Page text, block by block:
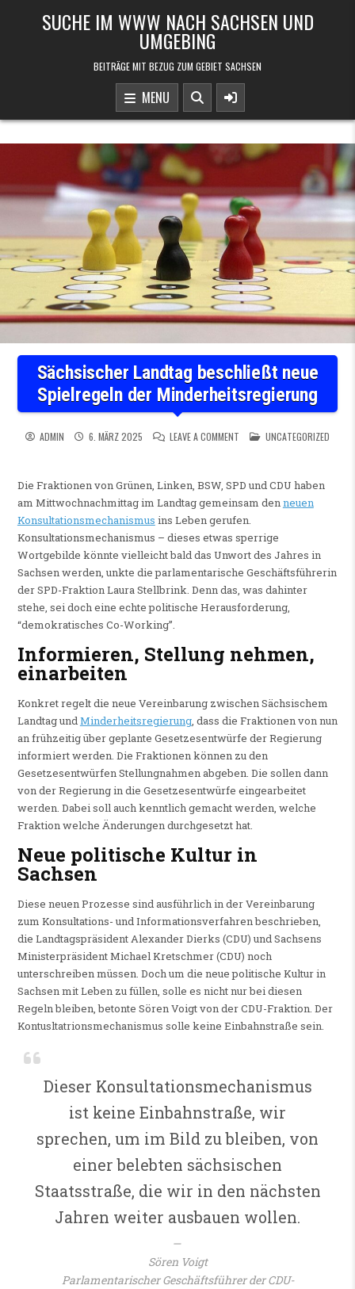
SUCHE IM WWW NACH SACHSEN UND
UMGEBING
BEITRÄGE MIT BEZUG ZUM GEBIET SACHSEN
MENU
Sächsischer Landtag beschließt neue
Spielregeln der Minderheitsregierung
ADMIN 6. MÄRZ 2025 LEAVE A COMMENT ON SÄCHSISCHER LANDTAG
POSTED IN
UNCATEGORIZED
Die Fraktionen von Grünen, Linken, BSW, SPD und CDU haben
am Mittwochnachmittag im Landtag gemeinsam denneuen
Konsultationsmechanismus ins Leben gerufen.
Konsultationsmechanismus – dieses etwas sperrige
Wortgebilde könnte vielleicht bald das Unwort des Jahres in
Sachsen werden, unkte die parlamentarische Geschäftsführerin
der SPD-Fraktion Laura Stellbrink. Denn das, was dahinter
stehe, sei doch eine echte politische Herausforderung,
“demokratisches Co-Working”.
Informieren, Stellung nehmen,
einarbeiten
Konkret regelt die neue Vereinbarung zwischen Sächsischem
Landtag undMinderheitsregierung, dass die Fraktionen von nun
an frühzeitig über geplante Gesetzesentwürfe der Regierung
informiert werden. Die Fraktionen können zu den
Gesetzesentwürfen Stellungnahmen abgeben. Die sollen dann
von der Regierung in die Gesetzesentwürfe eingearbeitet
werden. Dabei soll auch kenntlich gemacht werden, welche
Fraktion welche Änderungen durchgesetzt hat.
Neue politische Kultur in
Sachsen
Diese neuen Prozesse sind ausführlich in der Vereinbarung
zum Konsultations- und Informationsverfahren beschrieben,
die Landtagspräsident Alexander Dierks (CDU) und Sachsens
Ministerpräsident Michael Kretschmer (CDU) noch
unterschreiben müssen. Doch um die neue politische Kultur in
Sachsen mit Leben zu füllen, solle es nicht nur bei diesen
Regeln bleiben, betonte Sören Voigt von der CDU-Fraktion. Der
Kontusltatrionsmechanismus solle keine Einbahnstraße sein.
Dieser Konsultationsmechanismus
ist keine Einbahnstraße, wir
sprechen, um im Bild zu bleiben, von
einer belebten sächsischen
Staatsstraße, die wir in den nächsten
Jahren weiter ausbauen wollen.
Sören Voigt
Parlamentarischer Geschäftsführer der CDU-